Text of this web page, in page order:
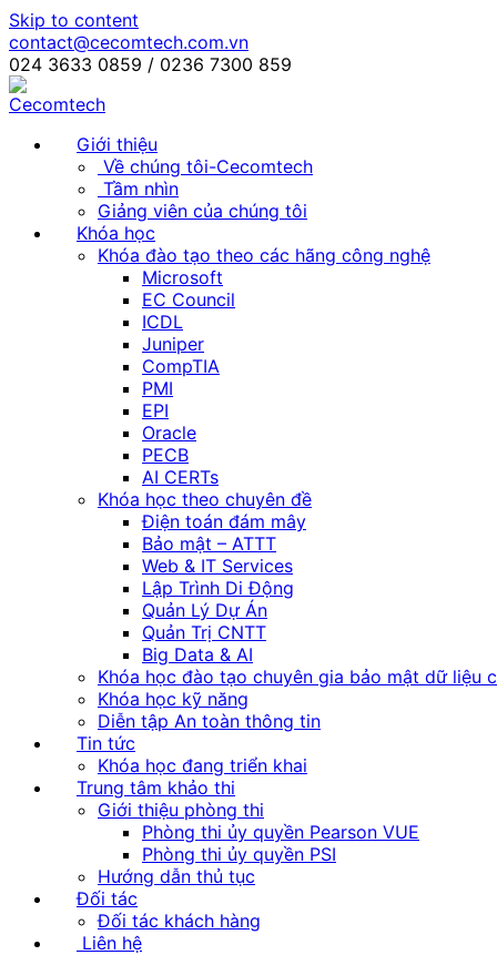
Skip to content
contact@cecomtech.com.vn
024 3633 0859 / 0236 7300 859
Giới thiệu
Về chúng tôi-Cecomtech
Tầm nhìn
Giảng viên của chúng tôi
Khóa học
Khóa đào tạo theo các hãng công nghệ
Microsoft
EC Council
ICDL
Juniper
CompTIA
PMI
EPI
Oracle
PECB
AI CERTs
Khóa học theo chuyên đề
Điện toán đám mây
Bảo mật – ATTT
Web & IT Services
Lập Trình Di Động
Quản Lý Dự Án
Quản Trị CNTT
Big Data & AI
Khóa học đào tạo chuyên gia bảo mật dữ liệu
Khóa học kỹ năng
Diễn tập An toàn thông tin
Tin tức
Khóa học đang triển khai
Trung tâm khảo thi
Giới thiệu phòng thi
Phòng thi ủy quyền Pearson VUE
Phòng thi ủy quyền PSI
Hướng dẫn thủ tục
Đối tác
Đối tác khách hàng
Liên hệ